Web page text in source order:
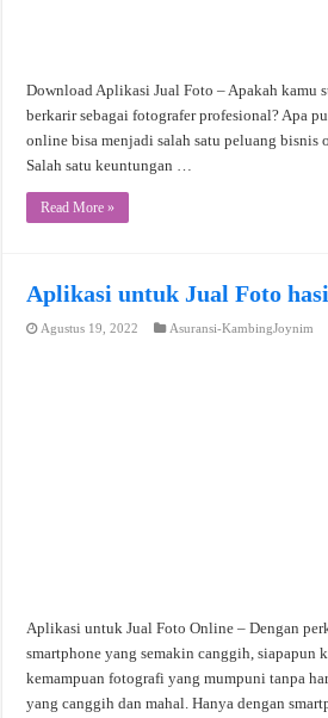
Download Aplikasi Jual Foto – Apakah kamu
berkarir sebagai fotografer profesional? Apa
online bisa menjadi salah satu peluang bisnis
Salah satu keuntungan …
Read More »
Aplikasi untuk Jual Foto
Agustus 19, 2022 Asuransi-KambingJoynim
Aplikasi untuk Jual Foto Online – Dengan
smartphone yang semakin canggih,
kemampuan fotografi yang mumpuni tanpa
yang canggih dan mahal. Hanya dengan